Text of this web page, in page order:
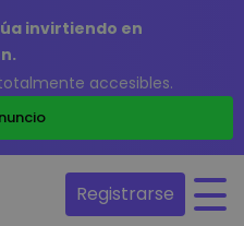
invirtiendo en
accesibles.
Registrarse